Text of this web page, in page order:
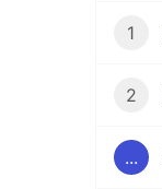
1
2
...